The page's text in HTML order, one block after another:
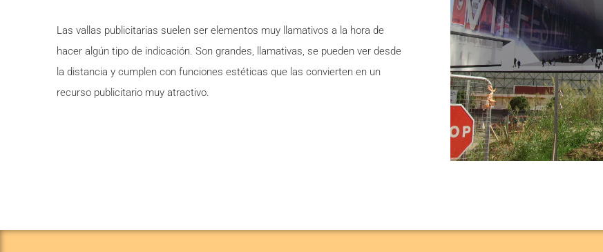
Las vallas publicitarias suelen ser elementos muy llamativos a la hora de
hacer algún tipo de indicación. Son grandes, llamativas, se pueden ver desde
la distancia y cumplen con funciones estéticas que las convierten en un
recurso publicitario muy atractivo.